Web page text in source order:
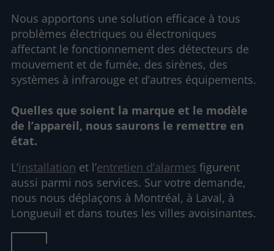
Nous apportons une solution efficace à tous
problèmes électriques ou électroniques
affectant le fonctionnement des détecteurs de
mouvement et de fumée, des sirènes, des
systèmes à infrarouge et d’autres équipements.
Quelles que soient la marque et le modèle
de l’appareil, nous saurons le remettre en
état.
L’installation et l’entretien d’alarmes figurent
aussi parmi nos services. Sur votre demande,
nous nous déplaçons à Montréal, à Laval, à
Longueuil et dans toutes les villes avoisinantes.